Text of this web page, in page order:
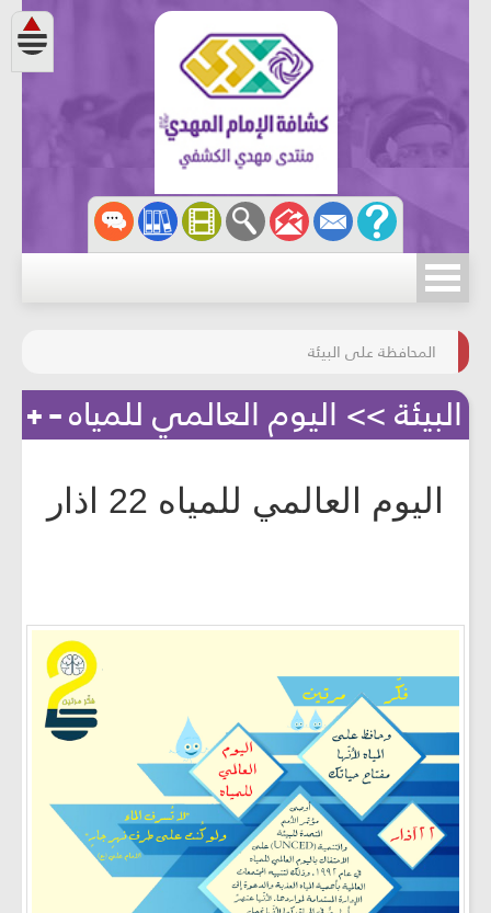
مسابقة الركب الحسينيّ
المحافظة على البيئة
البيئة >> اليوم العالمي للمياه
اليوم العالمي للمياه 22 اذار